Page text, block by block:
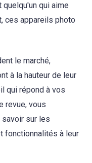
quelqu'un qui aime
ces appareils photo
le marché,
à la hauteur de leur
qui répond à vos
revue, vous
sur les
fonctionnalités à leur